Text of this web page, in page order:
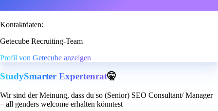
Kontaktdaten:
Getecube Recruiting-Team
Profil von Getecube anzeigen
StudySmarter Expertenrat🤫
Wir sind der Meinung, dass du so (Senior) SEO Consultant/ Manager
– all genders welcome erhalten könntest